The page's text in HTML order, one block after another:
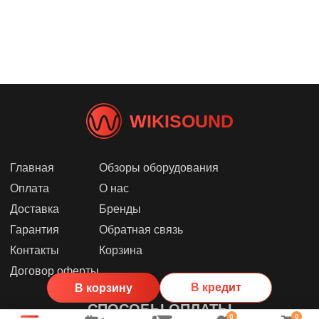
В корзину В кредит
WIKISOUND
Главная
Оплата
Доставка
Гарантия
Контакты
Договор оферты
Обзоры оборудования
О нас
Бренды
Обратная связь
Корзина
СПОСОБЫ ОПЛАТЫ0 0